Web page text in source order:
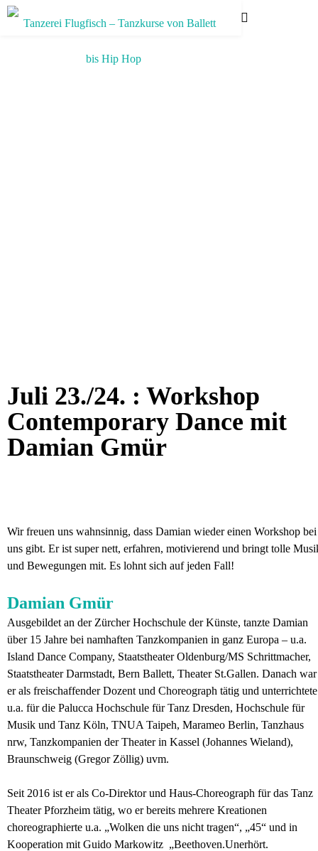
Juli 23./24. : Workshop
Contemporary Dance mit
Damian Gmür
Wir freuen uns wahnsinnig, dass Damian wieder einen Workshop bei
uns gibt. Er ist super nett, erfahren, motivierend und bringt tolle
und Bewegungen mit. Es lohnt sich auf jeden Fall!
Damian Gmür
Ausgebildet an der Zürcher Hochschule der Künste, tanzte Damian
über 15 Jahre bei namhaften Tanzkompanien in ganz Europa – u.a.
Island Dance Company, Staatstheater Oldenburg/MS Schrittmacher,
Staatstheater Darmstadt, Bern Ballett, Theater St.Gallen. Danach war
er als freischaffender Dozent und Choreograph tätig und unterrichtete
u.a. für die Palucca Hochschule für Tanz Dresden, Hochschule für
Musik und Tanz Köln, TNUA Taipeh, Marameo Berlin, Tanzhaus
nrw, Tanzkompanien der Theater in Kassel (Johannes Wieland),
Braunschweig (Gregor Zöllig) uvm.
Seit 2016 ist er als Co-Direktor und Haus-Choreograph für das Tanz
Theater Pforzheim tätig, wo er bereits mehrere Kreationen
choreographierte u.a. „Wolken die uns nicht tragen“, „45“ und in
Kooperation mit Guido Markowitz „Beethoven.Unerhört.